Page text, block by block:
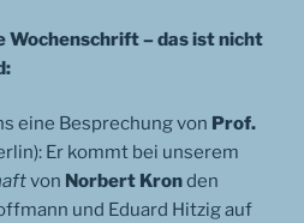
Wochenschrift – das ist nicht
eine Besprechung von Prof.
Er kommt bei unserem
von Norbert Kronden
und Eduard Hitzig auf